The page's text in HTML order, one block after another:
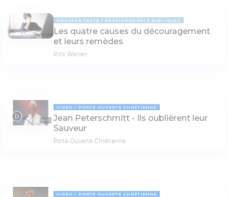
MESSAGE TEXTE ENSEIGNEMENTS BIBLIQUES
Les quatre causes du découragement
et leurs remèdes
Rick Warren
58:27
VIDÉO PORTE OUVERTE CHRÉTIENNE
Jean Peterschmitt - Ils oublièrent leur
Sauveur
Porte Ouverte Chrétienne
VIDÉO PORTE OUVERTE CHRÉTIENNE